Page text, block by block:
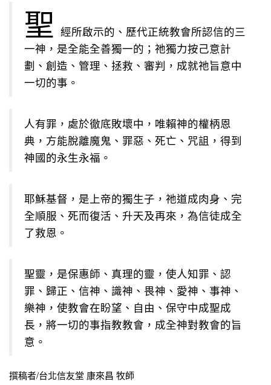
聖 經所啟示的、歷代正統教會所認信的三
一神，是全能全善獨一的；祂獨力按己意計
劃、創造、管理、拯救、審判，成就祂旨意中
一切的事。
人有罪，處於徹底敗壞中，唯賴神的權柄恩
典，方能脫離魔鬼、罪惡、死亡、咒詛，得到
神國的永生永福。
耶穌基督，是上帝的獨生子，祂道成肉身、完
全順服、死而復活、升天及再來，為信徒成全
了救恩。
聖靈，是保惠師、真理的靈，使人知罪、認
罪、歸正、信神、識神、畏神、愛神、事神、
樂神，使教會在盼望、自由、保守中成聖成
長，將一切的事指教教會，成全神對教會的旨
意。
撰稿者/台北信友堂 康來昌 牧師